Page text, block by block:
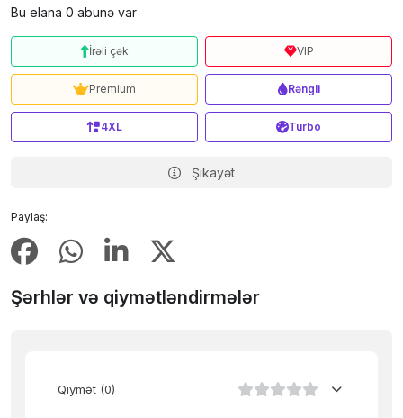
Bu elana 0 abunə var
Paylaş:
İrəli çək VIP
Premium Rəngli
4XL Turbo
Şikayət
Şərhlər və qiymətləndirmələr
Qiymət (0)